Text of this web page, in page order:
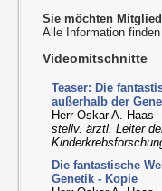
Sie möchten
Alle Information
Videomitschnitte
Teaser: Die
außerhalb der
Herr Oskar A. Haas
stellv. ärztl. Leiter
Die fantastische
Genetik - Kopie